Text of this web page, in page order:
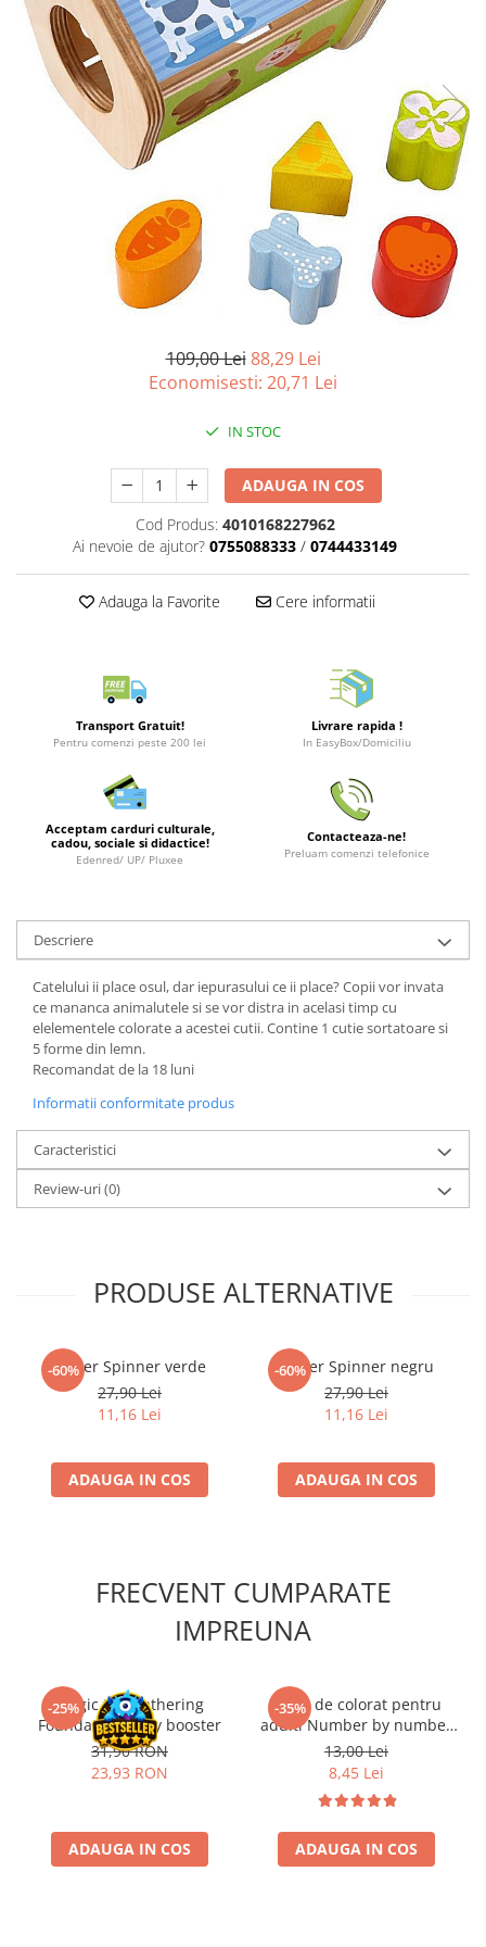
Battletech
Final Girl - solo game
Miniaturi Arkham Horror
Miniaturi HEROCLIX
Accesorii pentru boardgames
Protectii carti (Sleeves)
Deck Boxes/Cutii pentru carti
Portofolii/ Clasoare pentru carti
The Army Painter
Merch Lex Hobby Store
Cani/Pahare
Plusuri si papusi
Decoratiuni
Studio Ghibli/My Neighbor
Totoro/Kiki etc
Minecraft
Carnetele
Dragon Ball
Lord of The Rings
Naruto Shippuden
Stranger Things
Collectibles
KPop Demon Hunters
Accesorii Clasice
Comic Books (Benzi Desenate)
Yu-Gi-Oh!
Yu Gi Oh
Pokemon TCG
Digimon Card Game
Cardfight!! Vanguard
109,00 Lei 88,29 Lei
Economisesti: 20,71 Lei
IN STOC
ADAUGA IN COS
Cod Produs: 4010168227962
Ai nevoie de ajutor? 0755088333 / 0744433149
Adauga la Favorite Cere informatii
Transport Gratuit!
Pentru comenzi peste 200 lei
Livrare rapida !
In EasyBox/Domiciliu
Acceptam carduri culturale,
cadou, sociale si didactice!
Edenred/ UP/ Pluxee
Contacteaza-ne!
Preluam comenzi telefonice
Descriere
Catelului ii place osul, dar iepurasului ce ii place? Copii vor invata
ce mananca animalutele si se vor distra in acelasi timp cu
elelementele colorate a acestei cutii. Contine 1 cutie sortatoare si
5 forme din lemn.
Recomandat de la 18 luni
Informatii conformitate produs
Caracteristici
Review-uri(0)
PRODUSE ALTERNATIVE
-60%
Finger Spinner verde
27,90 Lei
11,16 Lei
ADAUGA IN COS
-60%
Finger Spinner negru
27,90 Lei
11,16 Lei
ADAUGA IN COS
FRECVENT CUMPARATE
IMPREUNA
-25%
Magic the Gathering
Foundations Play booster
31,90 RON
23,93 RON
ADAUGA IN COS
-35%
Carte de colorat pentru
adulti Number by number
Surprize 1
13,00 Lei
8,45 Lei
ADAUGA IN COS